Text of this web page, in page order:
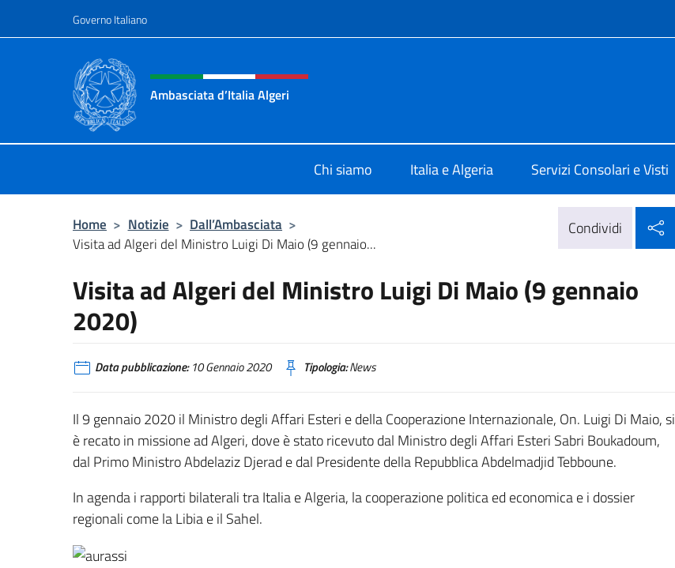
Governo Italiano
Intestazione sito, social e menù
Ambasciata d’Italia Algeri
Chi siamo Italia e Algeria Servizi Consolari e Visti
Home > Notizie > Dall’Ambasciata >
Visita ad Algeri del Ministro Luigi Di Maio (9 gennaio...
Condividi
Visita ad Algeri del Ministro Luigi Di Maio (9 gennaio
2020)
Data pubblicazione:10 Gennaio 2020 Tipologia:News
Il 9 gennaio 2020 il Ministro degli Affari Esteri e della Cooperazione Internazionale, On. Luigi Di Maio, si
è recato in missione ad Algeri, dove è stato ricevuto dal Ministro degli Affari Esteri Sabri Boukadoum,
dal Primo Ministro Abdelaziz Djerad e dal Presidente della Repubblica Abdelmadjid Tebboune.
In agenda i rapporti bilaterali tra Italia e Algeria, la cooperazione politica ed economica e i dossier
regionali come la Libia e il Sahel.